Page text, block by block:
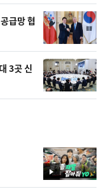
급망 협
3곳 신
영
상